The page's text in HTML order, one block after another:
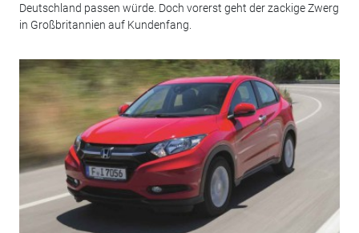
Deutschland passen würde. Doch vorerst geht der zackige Zwerg
in Großbritannien auf Kundenfang.